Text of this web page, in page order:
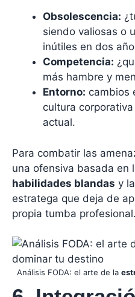
Obsolescencia:
siendo valiosas o
inútiles en dos
Competencia:
más hambre y
Entorno: cambios
cultura
actual.
Para combatir las
una ofensiva basada en
habilidades blandas y
estratega que deja de
propia tumba profesional.
Análisis FODA: el arte de la